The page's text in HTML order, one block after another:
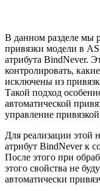
В данном разделе мы
привязки модели в
атрибута BindNever.
контролировать,
исключены из
Такой подход
автоматической
управление
Для реализации этой
атрибут BindNever к
После этого при
этого свойства не
автоматически